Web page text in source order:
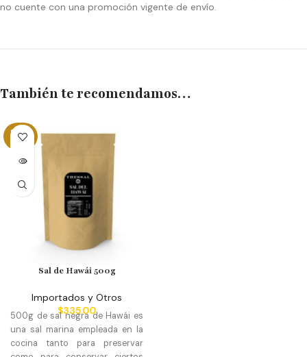
no cuente con una promoción vigente de envío.
También te recomendamos…
SOLD
OUT
Sal de Hawái 500g
Importados y Otros
$335.00
500g de sal negra de Hawái es
una sal marina empleada en la
cocina tanto para preservar